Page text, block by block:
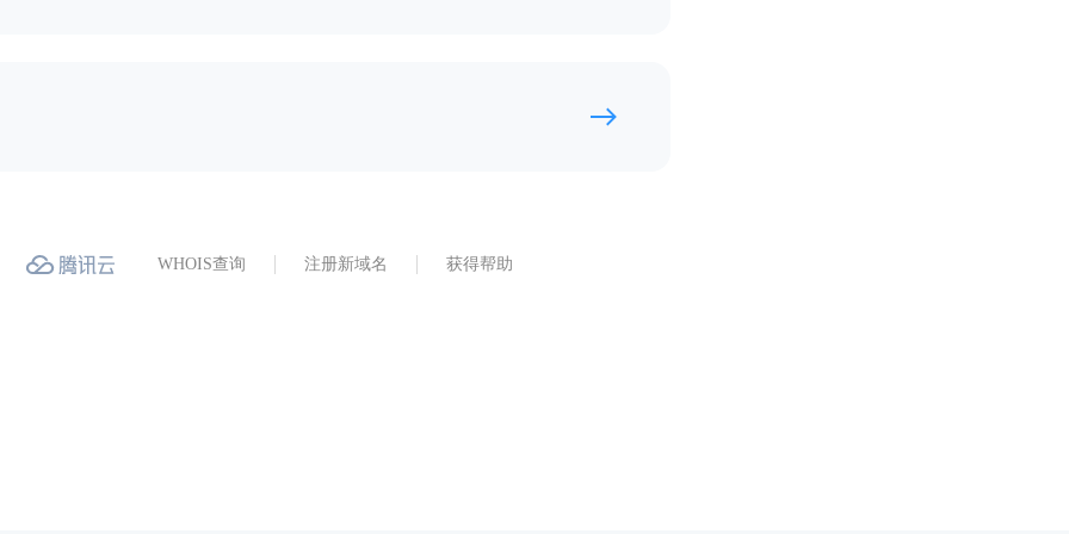
WHOIS查询 注册新域名 获得帮助